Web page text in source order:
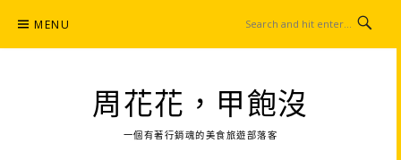
content
MENU
周花花，甲飽沒
一個有著行銷魂的美食旅遊部落客